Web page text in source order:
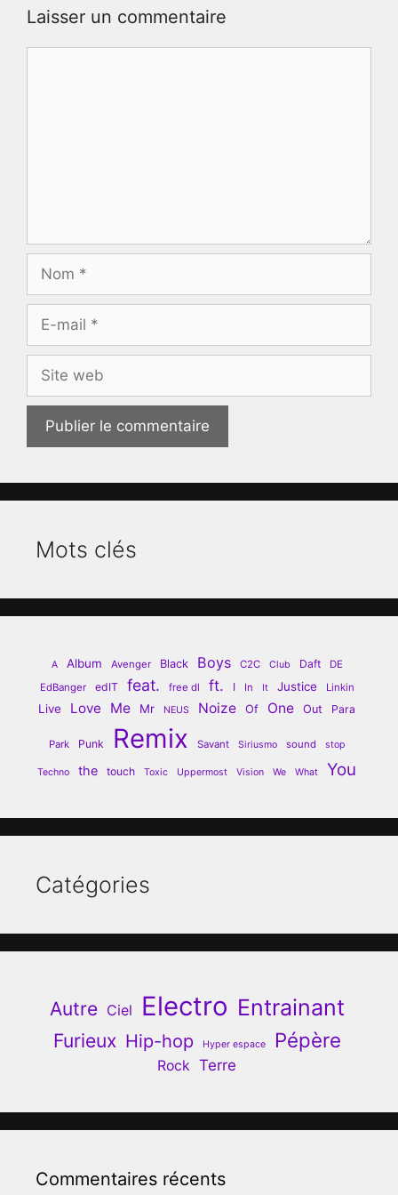
Laisser un commentaire
mail
web
Mots clés
A Album Avenger Black Boys C2C Club Daft
DE
EdBanger
edIT feat. free dl ft. I In It Justice Linkin
Live Love Me Mr NEUS Noize Of One Out Para
Park Punk Remix Savant Siriusmo sound stop
Techno the touch Toxic Uppermost Vision We What You
Catégories
Autre Ciel Electro Entrainant
Furieux Hip-hop Hyper espace Pépère
Rock Terre
Commentaires récents